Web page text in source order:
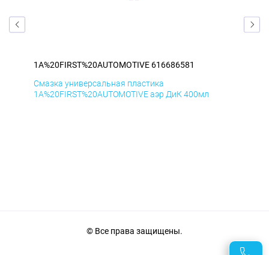
1A%20FIRST%20AUTOMOTIVE 616686581
Смазка универсальная пластика
1A%20FIRST%20AUTOMOTIVE аэр ДиК 400мл
© Все права защищены.